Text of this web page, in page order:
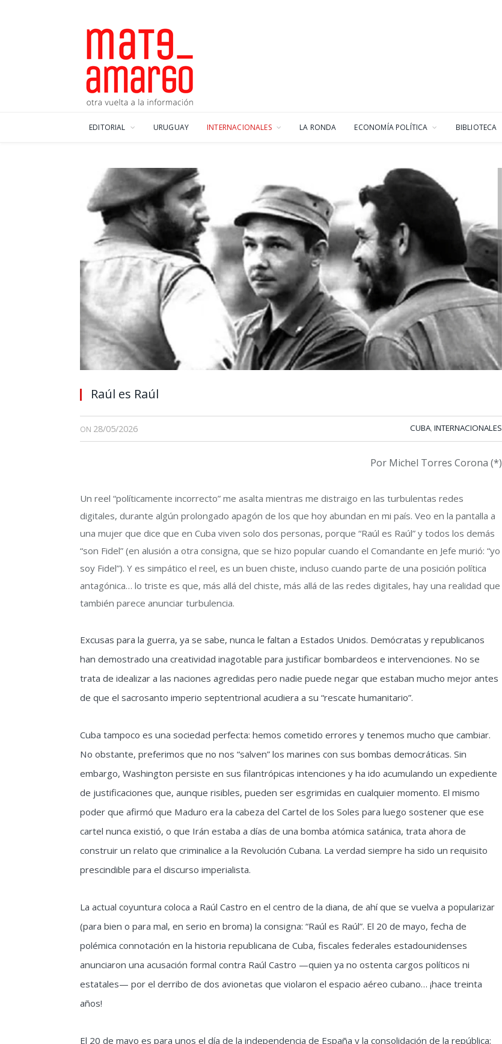
EDITORIAL URUGUAY INTERNACIONALES LA RONDA ECONOMÍA POLÍTICA BIBLIOTECA
Raúl es Raúl
ON 28/05/2026 CUBA, INTERNACIONALES
Por Michel Torres Corona (*)
Un reel “políticamente incorrecto” me asalta mientras me distraigo en las turbulentas redes
digitales, durante algún prolongado apagón de los que hoy abundan en mi país. Veo en la pantalla a
una mujer que dice que en Cuba viven solo dos personas, porque “Raúl es Raúl” y todos los demás
“son Fidel” (en alusión a otra consigna, que se hizo popular cuando el Comandante en Jefe murió: “yo
soy Fidel”). Y es simpático el reel, es un buen chiste, incluso cuando parte de una posición política
antagónica… lo triste es que, más allá del chiste, más allá de las redes digitales, hay una realidad que
también parece anunciar turbulencia.
Excusas para la guerra, ya se sabe, nunca le faltan a Estados Unidos. Demócratas y republicanos
han demostrado una creatividad inagotable para justificar bombardeos e intervenciones. No se
trata de idealizar a las naciones agredidas pero nadie puede negar que estaban mucho mejor antes
de que el sacrosanto imperio septentrional acudiera a su “rescate humanitario”.
Cuba tampoco es una sociedad perfecta: hemos cometido errores y tenemos mucho que cambiar.
No obstante, preferimos que no nos “salven” los marines con sus bombas democráticas. Sin
embargo, Washington persiste en sus filantrópicas intenciones y ha ido acumulando un expediente
de justificaciones que, aunque risibles, pueden ser esgrimidas en cualquier momento. El mismo
poder que afirmó que Maduro era la cabeza del Cartel de los Soles para luego sostener que ese
cartel nunca existió, o que Irán estaba a días de una bomba atómica satánica, trata ahora de
construir un relato que criminalice a la Revolución Cubana. La verdad siempre ha sido un requisito
prescindible para el discurso imperialista.
La actual coyuntura coloca a Raúl Castro en el centro de la diana, de ahí que se vuelva a popularizar
(para bien o para mal, en serio en broma) la consigna: “Raúl es Raúl”. El 20 de mayo, fecha de
polémica connotación en la historia republicana de Cuba, fiscales federales estadounidenses
anunciaron una acusación formal contra Raúl Castro —quien ya no ostenta cargos políticos ni
estatales— por el derribo de dos avionetas que violaron el espacio aéreo cubano… ¡hace treinta
años!
El 20 de mayo es para unos el día de la independencia de España y la consolidación de la república;